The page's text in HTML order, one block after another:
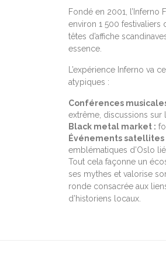
Fondé en 2001,
environ 1 500 festivaliers
têtes d’affiche
essence.
L’expérience Inferno va
atypiques :
Conférences
extrême, discussions sur
Black metal market :
Événements satellites
emblématiques d’Oslo
Tout cela façonne un
ses mythes et valorise
ronde consacrée aux
d’historiens locaux.